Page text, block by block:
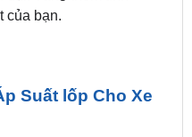
cảnh báo người lái khi
xe vượt quá ngưỡng